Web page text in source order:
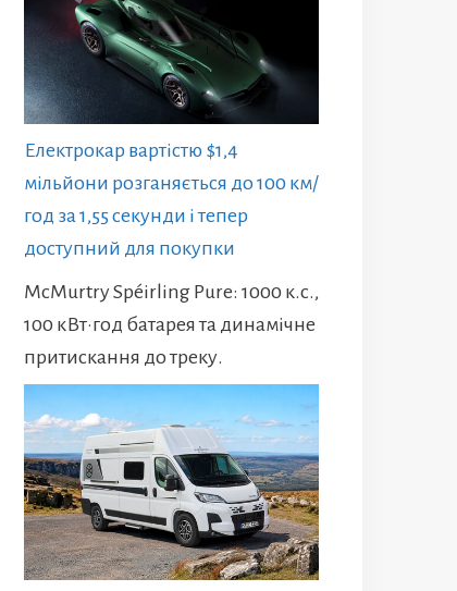
Електрокар вартістю $1,4
мільйони розганяється до 100 км/
год за 1,55 секунди і тепер
доступний для покупки
McMurtry Spéirling Pure: 1000 к.с.,
100 кВт·год батарея та динамічне
притискання до треку.